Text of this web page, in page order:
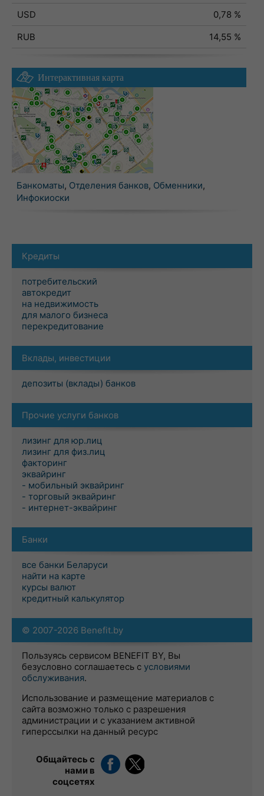
USD
0,78 %
RUB
14,55 %
Интерактивная карта
Банкоматы, Отделения банков, Обменники,
Инфокиоски
Кредиты
потребительский
автокредит
на недвижимость
для малого бизнеса
перекредитование
Вклады, инвестиции
депозиты (вклады) банков
Прочие услуги банков
лизинг для юр.лиц
лизинг для физ.лиц
факторинг
эквайринг
- мобильный эквайринг
- торговый эквайринг
- интернет-эквайринг
Банки
все банки Беларуси
найти на карте
курсы валют
кредитный калькулятор
© 2007-2026 Benefit.by
Пользуясь сервисом BENEFIT BY, Вы
безусловно соглашаетесь с условиями
обслуживания.
Использование и размещение материалов с
сайта возможно только с разрешения
администрации и с указанием активной
гиперссылки на данный ресурс
Общайтесь с
нами в
соцсетях